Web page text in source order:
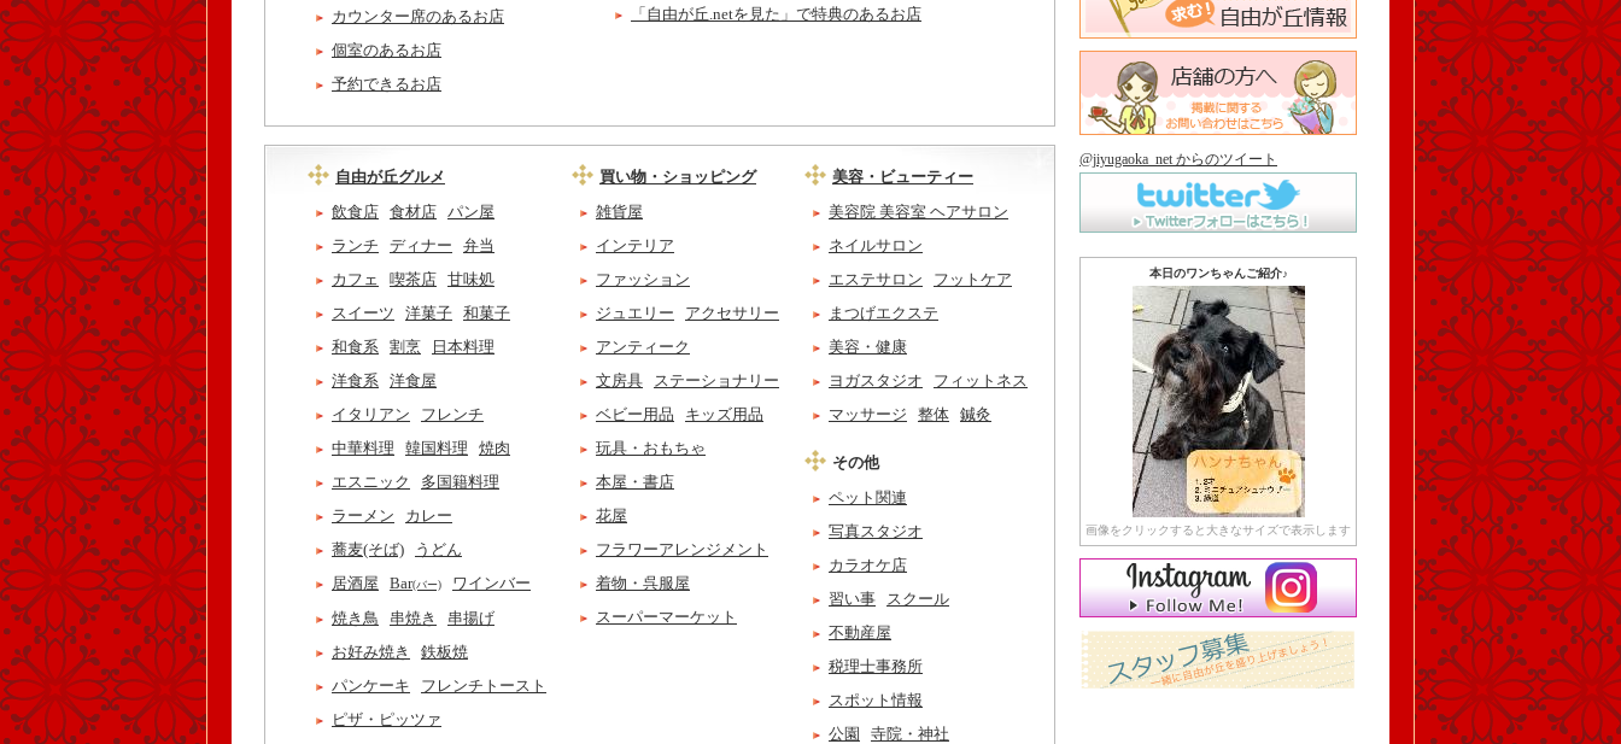
カウンター席のあるお店
個室のあるお店
予約できるお店
「自由が丘.netを見た」で特典のあるお店
自由が丘グルメ
飲食店 食材店 パン屋
ランチ
ディナー
弁当
カフェ
喫茶店 甘味処
スイーツ
洋菓子 和菓子
和食系 割烹
日本料理
洋食系 洋食屋
イタリアン
フレンチ
中華料理
韓国料理
焼肉
エスニック
多国籍料理
ラーメン
カレー
蕎麦(そば)
うどん
居酒屋
Bar(バー)
ワインバー
焼き鳥
串焼き
串揚げ
お好み焼き
鉄板焼
パンケーキ
フレンチトースト
ピザ・ピッツァ
買い物・ショッピング
雑貨屋
インテリア
ファッション
ジュエリー
アクセサリー
アンティーク
文房具
ステーショナリー
ベビー用品
キッズ用品
玩具・おもちゃ
本屋・書店
花屋
フラワーアレンジメント
着物・呉服屋
スーパーマーケット
美容・ビューティー
美容院 美容室 ヘアサロン
ネイルサロン
エステサロン
フットケア
まつげエクステ
美容・健康
ヨガスタジオ
フィットネス
マッサージ
整体 鍼灸
その他
ペット関連
写真スタジオ
カラオケ店
習い事
スクール
不動産屋
税理士事務所
スポット情報
公園
寺院・神社
@jiyugaoka_net からのツイート
本日のワンちゃんご紹介♪
画像をクリックすると大きなサイズで表示します